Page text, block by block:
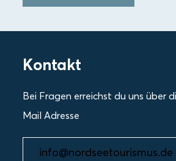
Kontakt
Bei Fragen erreichst du uns über
Mail Adresse
info@nordseetourismus.de